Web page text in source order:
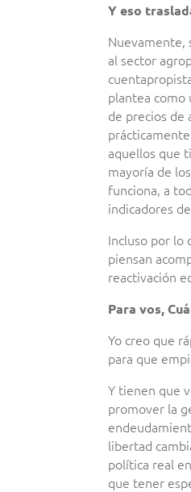
Y eso
Nuevamente,
al sector
plantea como
de precios de
aquellos que
mayoría de
funciona, a
indicadores
Incluso por lo
piensan
reactivación
Para vos,
Yo creo que
para que
Y tienen que
promover la
libertad
política real
que tener